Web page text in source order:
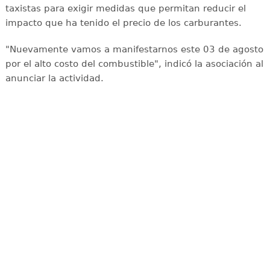
taxistas para exigir medidas que permitan reducir el
impacto que ha tenido el precio de los carburantes.
"Nuevamente vamos a manifestarnos este 03 de agosto
por el alto costo del combustible", indicó la asociación al
anunciar la actividad.